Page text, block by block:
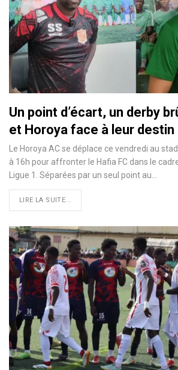
Un point d’écart, un derby
et Horoya face à leur destin
Le Horoya AC se déplace ce vendredi au
à 16h pour affronter le Hafia FC dans le
Ligue 1. Séparées par un seul point au…
LIRE LA SUITE...